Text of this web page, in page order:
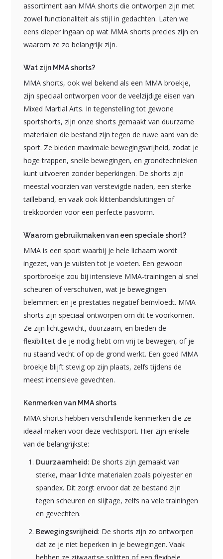
assortiment aan MMA shorts die ontworpen zijn met
zowel functionaliteit als stijl in gedachten. Laten we
eens dieper ingaan op wat MMA shorts precies zijn en
waarom ze zo belangrijk zijn.
Wat zijn MMA shorts?
MMA shorts, ook wel bekend als een MMA broekje,
zijn speciaal ontworpen voor de veelzijdige eisen van
Mixed Martial Arts. In tegenstelling tot gewone
sportshorts, zijn onze shorts gemaakt van duurzame
materialen die bestand zijn tegen de ruwe aard van de
sport. Ze bieden maximale bewegingsvrijheid, zodat je
hoge trappen, snelle bewegingen, en grondtechnieken
kunt uitvoeren zonder beperkingen. De shorts zijn
meestal voorzien van verstevigde naden, een sterke
tailleband, en vaak ook klittenbandsluitingen of
trekkoorden voor een perfecte pasvorm.
Waarom gebruikmaken van een speciale short?
MMA is een sport waarbij je hele lichaam wordt
ingezet, van je vuisten tot je voeten. Een gewoon
sportbroekje zou bij intensieve MMA-trainingen al snel
scheuren of verschuiven, wat je bewegingen
belemmert en je prestaties negatief beïnvloedt. MMA
shorts zijn speciaal ontworpen om dit te voorkomen.
Ze zijn lichtgewicht, duurzaam, en bieden de
flexibiliteit die je nodig hebt om vrij te bewegen, of je
nu staand vecht of op de grond werkt. Een goed MMA
broekje blijft stevig op zijn plaats, zelfs tijdens de
meest intensieve gevechten.
Kenmerken van MMA shorts
MMA shorts hebben verschillende kenmerken die ze
ideaal maken voor deze vechtsport. Hier zijn enkele
van de belangrijkste:
Duurzaamheid: De shorts zijn gemaakt van
sterke, maar lichte materialen zoals polyester en
spandex. Dit zorgt ervoor dat ze bestand zijn
tegen scheuren en slijtage, zelfs na vele trainingen
en gevechten.
Bewegingsvrijheid: De shorts zijn zo ontworpen
dat ze je niet beperken in je bewegingen. Vaak